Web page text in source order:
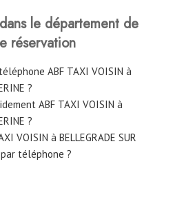
le département de
réservation
ABF TAXI VOISIN à
?
ABF TAXI VOISIN à
?
VOISIN à BELLEGRADE SUR
par téléphone ?